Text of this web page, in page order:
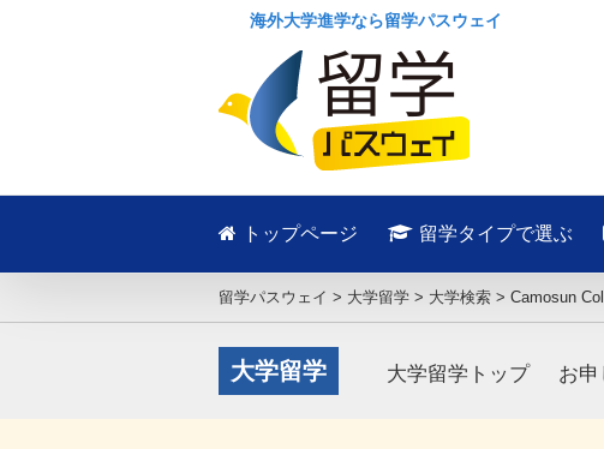
海外大学進学なら留学パスウェイ
トップページ 留学タイプで選ぶ
留学パスウェイ > 大学留学 > 大学検索 > Camosun
大学留学 大学留学トップ お